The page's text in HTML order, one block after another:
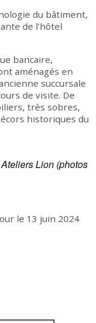
du bâtiment,
de l’hôtel
bancaire,
aménagés en
succursale
de visite. De
très sobres,
historiques du
Lion (photos
le 13 juin 2024